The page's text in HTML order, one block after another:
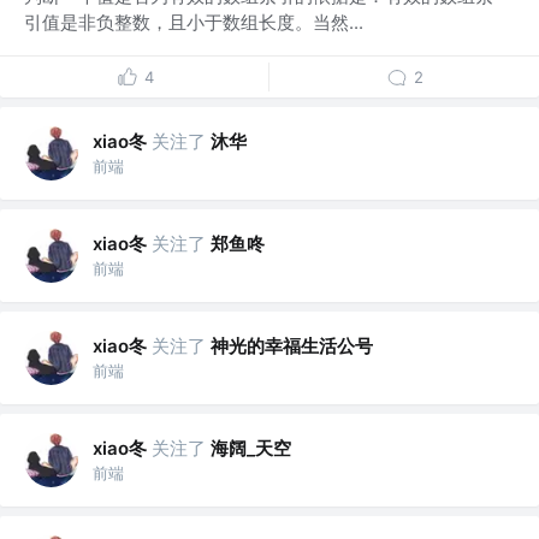
引值是非负整数，且小于数组长度。当然...
4 2
xiao冬 关注了 沐华
前端
xiao冬 关注了 郑鱼咚
前端
xiao冬 关注了 神光的幸福生活公号
前端
xiao冬 关注了 海阔_天空
前端